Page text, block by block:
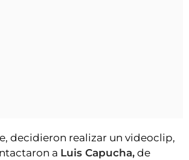
decidieron realizar un videoclip,
a Luis Capucha, de